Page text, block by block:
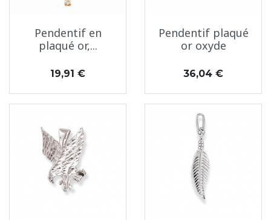
Pendentif en
plaqué or,...
Prix
19,91 €
Pendentif plaqué
or oxyde
Prix
36,04 €